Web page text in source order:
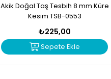
Akik Doğal Taş Tesbih 8 mm Küre
Kesim TSB-0553
₺225,00
Sepete Ekle